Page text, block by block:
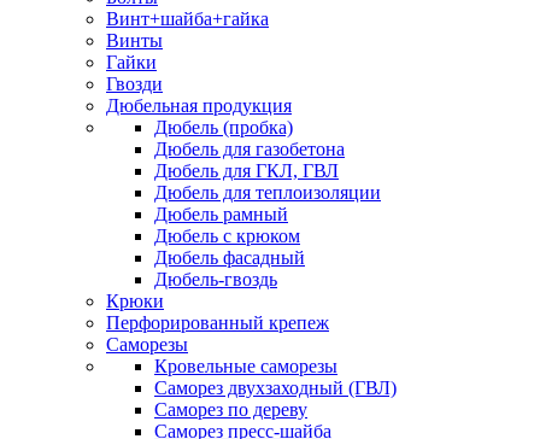
Винт+шайба+гайка
Винты
Гайки
Гвозди
Дюбельная продукция
Дюбель (пробка)
Дюбель для газобетона
Дюбель для ГКЛ, ГВЛ
Дюбель для теплоизоляции
Дюбель рамный
Дюбель с крюком
Дюбель фасадный
Дюбель-гвоздь
Крюки
Перфорированный крепеж
Саморезы
Кровельные саморезы
Саморез двухзаходный (ГВЛ)
Саморез по дереву
Саморез пресс-шайба